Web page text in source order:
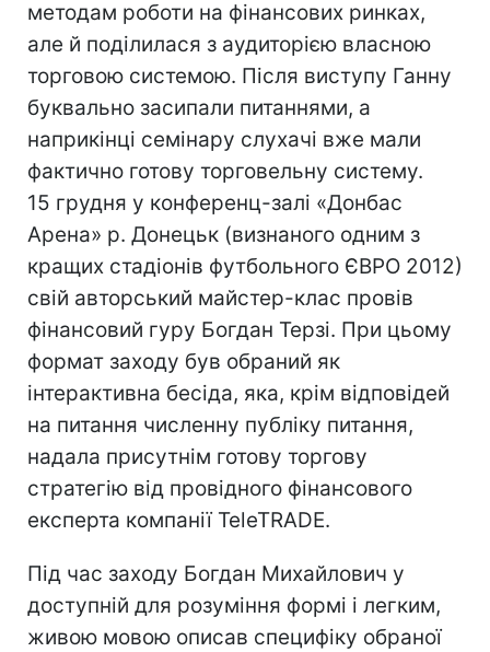
методам роботи на фінансових ринках,
але й поділилася з аудиторією власною
торговою системою. Після виступу Ганну
буквально засипали питаннями, а
наприкінці семінару слухачі вже мали
фактично готову торговельну систему.
15 грудня у конференц-залі «Донбас
Арена» р. Донецьк (визнаного одним з
кращих стадіонів футбольного ЄВРО 2012)
свій авторський майстер-клас провів
фінансовий гуру Богдан Терзі. При цьому
формат заходу був обраний як
інтерактивна бесіда, яка, крім відповідей
на питання численну публіку питання,
надала присутнім готову торгову
стратегію від провідного фінансового
експерта компанії TeleTRADE.
Під час заходу Богдан Михайлович у
доступній для розуміння формі і легким,
живою мовою описав специфіку обраної